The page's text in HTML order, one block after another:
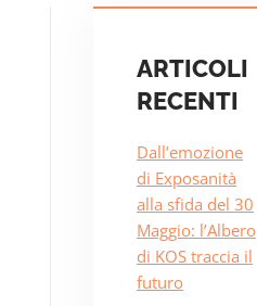
ARTICOLI
RECENTI
Dall’emozione
di Exposanità
alla sfida del 30
Maggio: l’Albero
di KOS traccia il
futuro